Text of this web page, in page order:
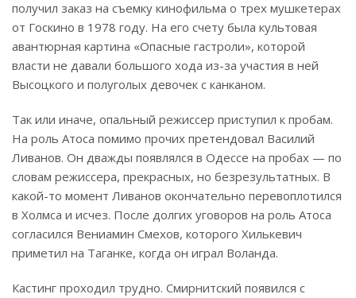
получил заказ на съемку кинофильма о трех мушкетерах
от Госкино в 1978 году. На его счету была культовая
авантюрная картина «Опасные гастроли», которой
власти не давали большого хода из-за участия в ней
Высоцкого и полуголых девочек с канканом.
Так или иначе, опальный режиссер приступил к пробам.
На роль Атоса помимо прочих претендовал Василий
Ливанов. Он дважды появлялся в Одессе на пробах — по
словам режиссера, прекрасных, но безрезультатных. В
какой-то момент Ливанов окончательно перевоплотился
в Холмса и исчез. После долгих уговоров на роль Атоса
согласился Вениамин Смехов, которого Хилькевич
приметил на Таганке, когда он играл Воланда.
Кастинг проходил трудно. Смирнитский появился с